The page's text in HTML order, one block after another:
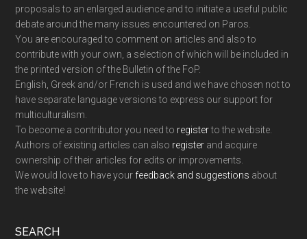
proposals to an enlarged audience and to initiate a useful public
debate around the many issues encountered on Paros.
You are encouraged to comment on articles and also to
contribute with your own, a selection of which will be included in
the printed version of the Bulletin of the FoP.
English, Greek and/or French is used and we have chosen not to
have separate language versions to express our support for
multiculturalism.
To become a contributor you need to registerto the website.
Authors of existing articles can also register and acquire
ownership of their articles for edits or improvements.
We would love to have your feedback and suggestions about
the website!
SEARCH